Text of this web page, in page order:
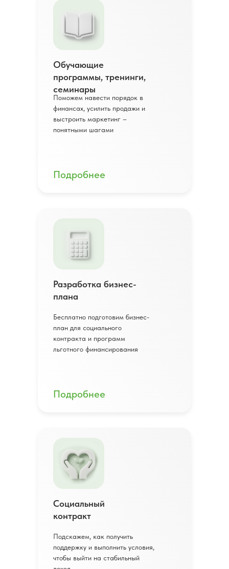
Поможем навести порядок в
финансах, усилить продажи и
выстроить маркетинг –
понятными шагами
Обучающие
программы, тренинги,
семинары
Подробнее
Бесплатно подготовим бизнес-
план для социального
контракта и программ
льготного финансирования
Разработка бизнес-
плана
Подробнее
Подскажем, как получить
поддержку и выполнить условия,
чтобы выйти на стабильный
Социальный
контракт